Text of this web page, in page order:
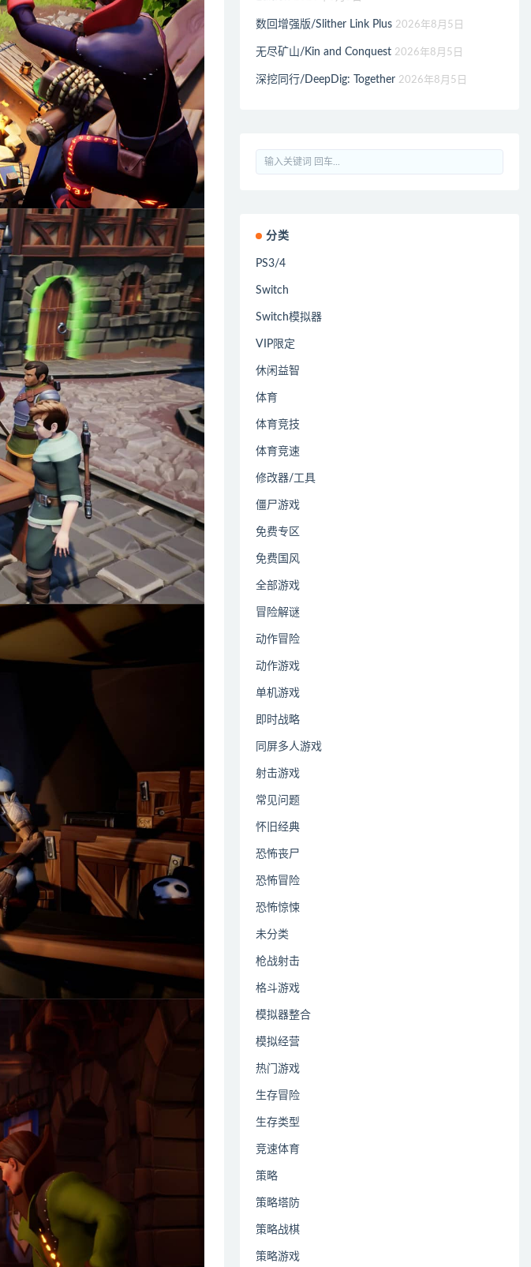
数回增强版/Slither Link Plus 2026年8月5日
无尽矿山/Kin and Conquest 2026年8月5日
深挖同行/DeepDig: Together 2026年8月5日
分类
PS3/4
Switch
Switch模拟器
VIP限定
休闲益智
体育
体育竞技
体育竞速
修改器/工具
僵尸游戏
免费专区
免费国风
全部游戏
冒险解谜
动作冒险
动作游戏
单机游戏
即时战略
同屏多人游戏
射击游戏
常见问题
怀旧经典
恐怖丧尸
恐怖冒险
恐怖惊悚
未分类
枪战射击
格斗游戏
模拟器整合
模拟经营
热门游戏
生存冒险
生存类型
竞速体育
策略
策略塔防
策略战棋
策略游戏